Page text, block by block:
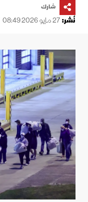
شارك
نُشر:27 مايو 2026 08:49